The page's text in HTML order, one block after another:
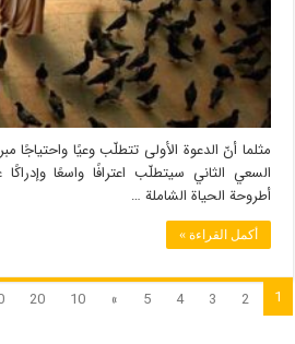
مثلما أنّ الدعوة الأولى تتطلّب وعيًا واحتياجًا
السعي الثاني سيتطلّب اعترافًا واسعًا
أطروحة الحياة الشاملة …
أكمل القراءة »
1
2
3
4
5
»
10
20